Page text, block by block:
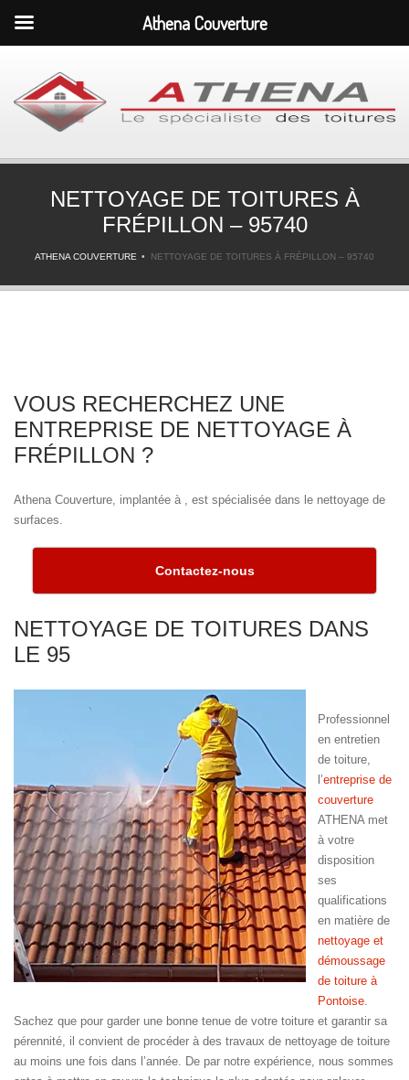
NETTOYAGE DE TOITURES À
FRÉPILLON – 95740
ATHENA COUVERTURE NETTOYAGE DE TOITURES À FRÉPILLON – 95740
VOUS RECHERCHEZ UNE
ENTREPRISE DE NETTOYAGE À
FRÉPILLON ?
Athena Couverture, implantée à , est spécialisée dans le nettoyage de
surfaces.
Contactez-nous
NETTOYAGE DE TOITURES DANS
LE 95
Professionnel
en entretien
de toiture,
l’entreprise de
couverture
ATHENA met
à votre
disposition
ses
qualifications
en matière de
nettoyage et
démoussage
de toiture à
Pontoise
Sachez que pour garder une bonne tenue de votre toiture et garantir sa
pérennité, il convient de procéder à des travaux de nettoyage de toiture
au moins une fois dans l’année. De par notre expérience, nous sommes
Athena Couverture